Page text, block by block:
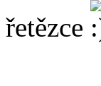
řetězce